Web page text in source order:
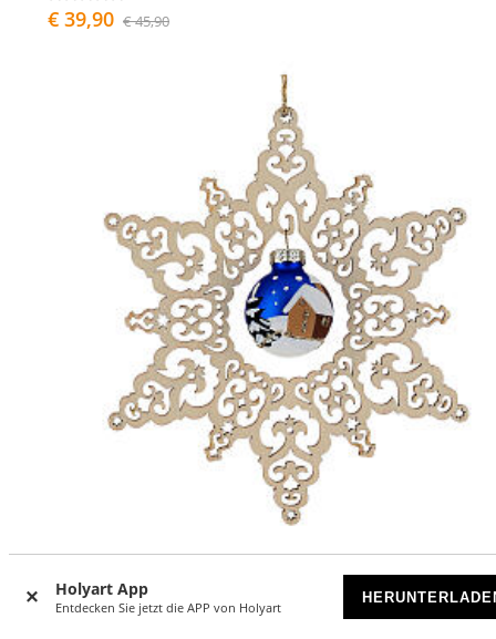
Holyart App
Entdecken Sie jetzt die APP von Holyart
€ 39,90 € 45,90
Weihnachtsdekoration durchbrochener Stern mit
handbemalter Glaskugel, Nachtblau, 14 cm – Grödnertal